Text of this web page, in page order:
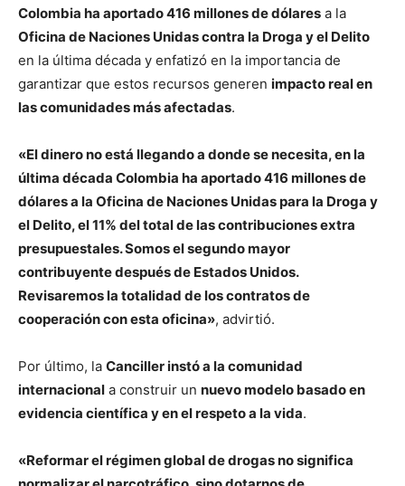
Colombia ha aportado 416 millones de dólares a la
Oficina de Naciones Unidas contra la Droga y el Delito
en la última década y enfatizó en la importancia de
garantizar que estos recursos generen impacto real en
las comunidades más afectadas.
«El dinero no está llegando a donde se necesita, en la
última década Colombia ha aportado 416 millones de
dólares a la Oficina de Naciones Unidas para la Droga y
el Delito, el 11% del total de las contribuciones extra
presupuestales. Somos el segundo mayor
contribuyente después de Estados Unidos.
Revisaremos la totalidad de los contratos de
cooperación con esta oficina», advirtió.
Por último, la Canciller instó a la comunidad
internacional a construir un nuevo modelo basado en
evidencia científica y en el respeto a la vida.
«Reformar el régimen global de drogas no significa